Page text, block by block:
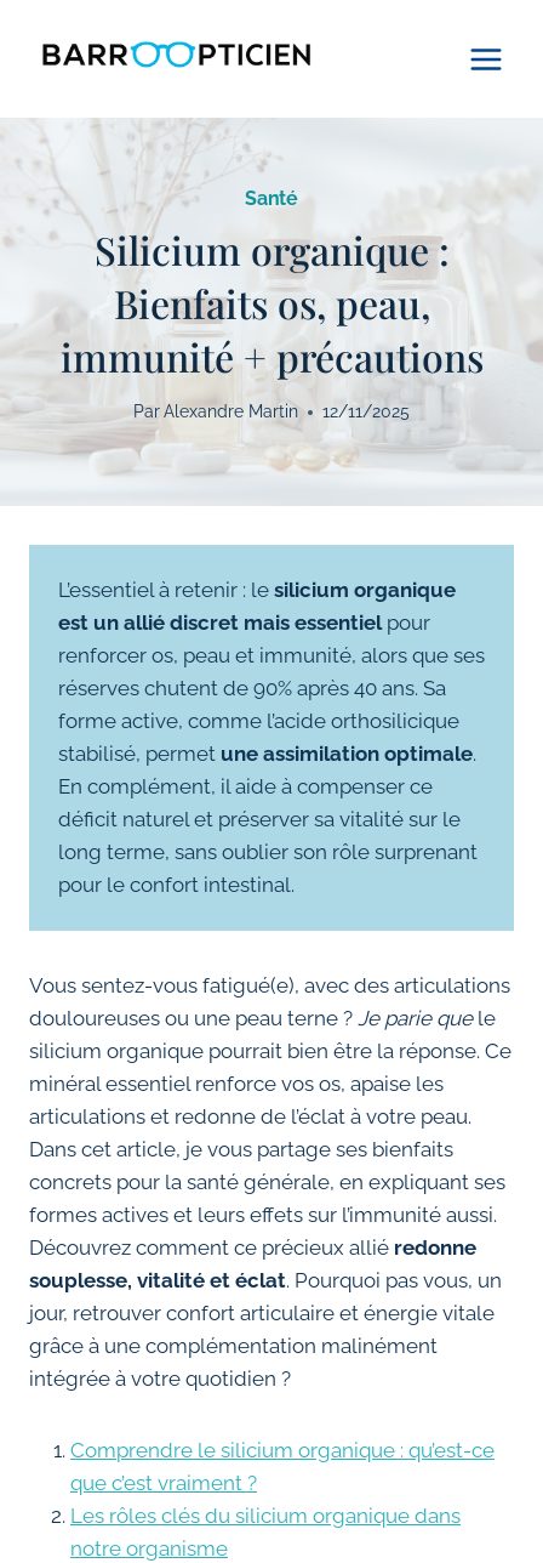
Santé
Silicium organique :
Bienfaits os, peau,
immunité + précautions
ParAlexandre Martin 12/11/2025
L’essentiel à retenir : le silicium organique
est un allié discret mais essentielpour
renforcer os, peau et immunité, alors que ses
réserves chutent de 90% après 40 ans. Sa
forme active, comme l’acide orthosilicique
stabilisé, permet une assimilation optimale.
En complément, il aide à compenser ce
déficit naturel et préserver sa vitalité sur le
long terme, sans oublier son rôle surprenant
pour le confort intestinal.
Vous sentez-vous fatigué(e), avec des articulations
douloureuses ou une peau terne ? Je parie quele
silicium organique pourrait bien être la réponse. Ce
minéral essentiel renforce vos os, apaise les
articulations et redonne de l’éclat à votre peau.
Dans cet article, je vous partage ses bienfaits
concrets pour la santé générale, en expliquant ses
formes actives et leurs effets sur l’immunité aussi.
Découvrez comment ce précieux allié redonne
souplesse, vitalité et éclat. Pourquoi pas vous, un
jour, retrouver confort articulaire et énergie vitale
grâce à une complémentation malinément
intégrée à votre quotidien ?
Comprendre le silicium organique : qu’est-ce
que c’est vraiment ?
Les rôles clés du silicium organique dans
notre organisme